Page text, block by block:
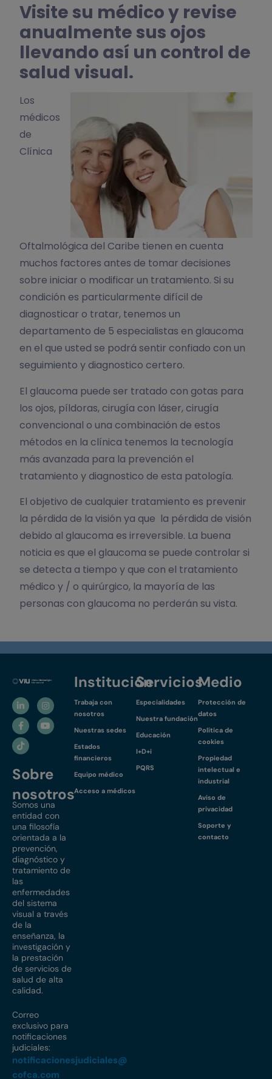
Visite su médico y revise
anualmente sus ojos
llevando así un control de
salud visual.
Los
médicos
de
Clínica
Oftalmológica del Caribe tienen en cuenta
muchos factores antes de tomar decisiones
sobre iniciar o modificar un tratamiento. Si su
condición es particularmente difícil de
diagnosticar o tratar, tenemos un
departamento de 5 especialistas en glaucoma
en el que usted se podrá sentir confiado con un
seguimiento y diagnostico certero.
El glaucoma puede ser tratado con gotas para
los ojos, píldoras, cirugía con láser, cirugía
convencional o una combinación de estos
métodos en la clínica tenemos la tecnología
más avanzada para la prevención el
tratamiento y diagnostico de esta patología.
El objetivo de cualquier tratamiento es prevenir
la pérdida de la visión ya que la pérdida de visión
debido al glaucoma es irreversible. La buena
noticia es que el glaucoma se puede controlar si
se detecta a tiempo y que con el tratamiento
médico y / o quirúrgico, la mayoría de las
personas con glaucoma no perderán su vista.
Sobre
nosotros
Somos una
entidad con
una filosofía
orientada a la
prevención,
diagnóstico y
tratamiento de
las
enfermedades
del sistema
visual a través
de la
enseñanza, la
investigación y
la prestación
de servicios de
salud de alta
calidad.
Correo
exclusivo para
notificaciones
judiciales:
notificacionesjudiciales@
cofca.com
Institución
Trabaja con
nosotros
Nuestras sedes
Estados
financieros
Equipo médico
Acceso a médicos
Servicios
Especialidades
Nuestra fundación
Educación
I+D+i
PQRS
Medio
Protección de
datos
Política de
cookies
Propiedad
intelectual e
industrial
Aviso de
privacidad
Soporte y
contacto